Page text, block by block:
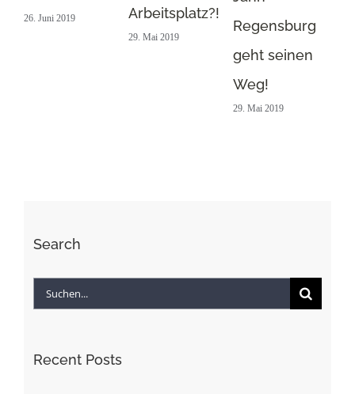
26. Juni 2019
Arbeitsplatz?!
29. Mai 2019
Regensburg
geht seinen
Weg!
29. Mai 2019
Search
Suche
nach:
Recent Posts